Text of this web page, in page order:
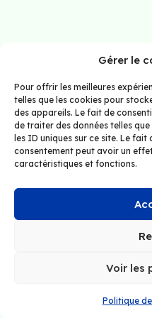
Gérer le
Pour offrir les meilleures
telles que les cookies pour
des appareils. Le fait de
de traiter des données telles
les ID uniques sur ce site. Le
consentement peut avoir un
caractéristiques et fonctions.
Voir les
Politique